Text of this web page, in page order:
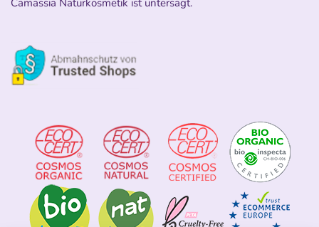
Camassia Naturkosmetik ist untersagt.